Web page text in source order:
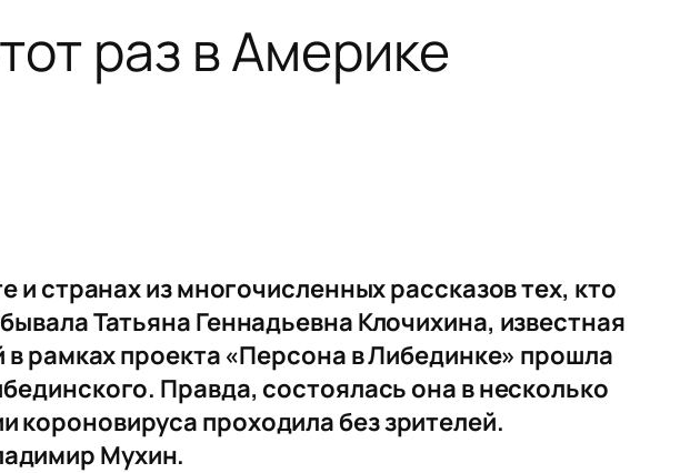
раз в Америке
странах из многочисленных рассказов тех, кто
Татьяна Геннадьевна Клочихина, известная
рамках проекта «Персона в Либединке» прошла
Правда, состоялась она в несколько
проходила без зрителей.
Мухин.